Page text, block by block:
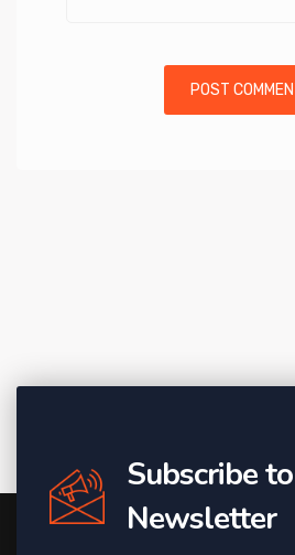
Subscribe to
Newsletter